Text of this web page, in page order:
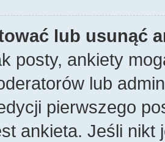
lub usunąć
posty, ankiety
lub
pierwszego
ankieta. Jeśli nikt